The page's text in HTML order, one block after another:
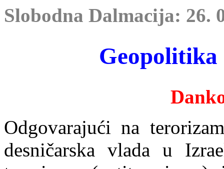
Slobodna Dalmacija: 26.
Odgovarajući na
desničarska vlada u